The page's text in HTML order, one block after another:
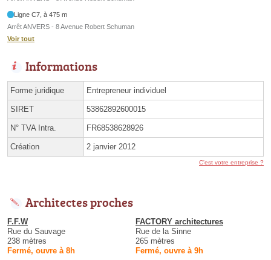
Ligne C7, à 475 m
Arrêt ANVERS - 8 Avenue Robert Schuman
Voir tout
Informations
Forme juridique Entrepreneur individuel
SIRET 53862892600015
N° TVA Intra. FR68538628926
Création 2 janvier 2012
C'est votre entreprise ?
Architectes proches
F.F.W
Rue du Sauvage
238 mètres
Fermé, ouvre à 8h
FACTORY architectures
Rue de la Sinne
265 mètres
Fermé, ouvre à 9h